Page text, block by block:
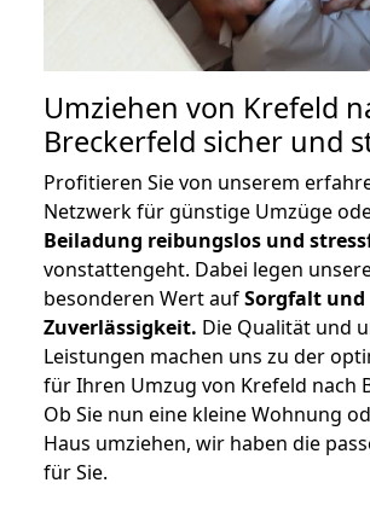
Umziehen von Krefeld
Breckerfeld sicher und
Profitieren Sie von unserem
Netzwerk für günstige Umzüge
Beiladung reibungslos und
vonstattengeht. Dabei legen
besonderen Wert aufSorgfalt und
Zuverlässigkeit. Die Qualität und
Leistungen machen uns zu der
für Ihren Umzug von Krefeld nach
Ob Sie nun eine kleine Wohnung
Haus umziehen, wir haben die
für Sie.